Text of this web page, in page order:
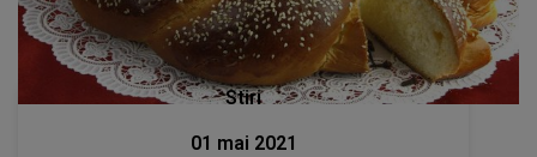
Stiri
01 mai 2021